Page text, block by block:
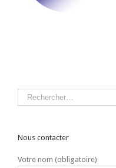
Nous contacter
Votre nom (obligatoire)